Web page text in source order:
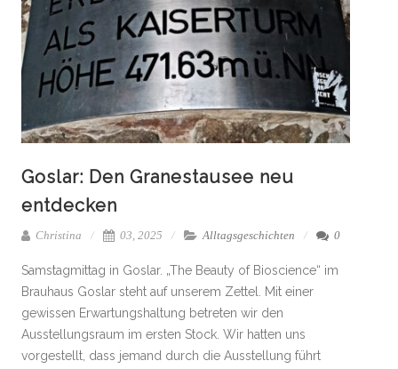
Goslar: Den Granestausee neu
entdecken
Christina 03, 2025 Alltagsgeschichten 0
Samstagmittag in Goslar. „The Beauty of Bioscience“ im
Brauhaus Goslar steht auf unserem Zettel. Mit einer
gewissen Erwartungshaltung betreten wir den
Ausstellungsraum im ersten Stock. Wir hatten uns
vorgestellt, dass jemand durch die Ausstellung führt